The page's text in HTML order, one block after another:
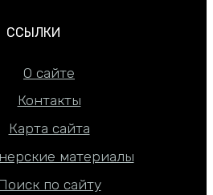
ССЫЛКИ
О сайте
Контакты
Карта сайта
материалы
по сайту